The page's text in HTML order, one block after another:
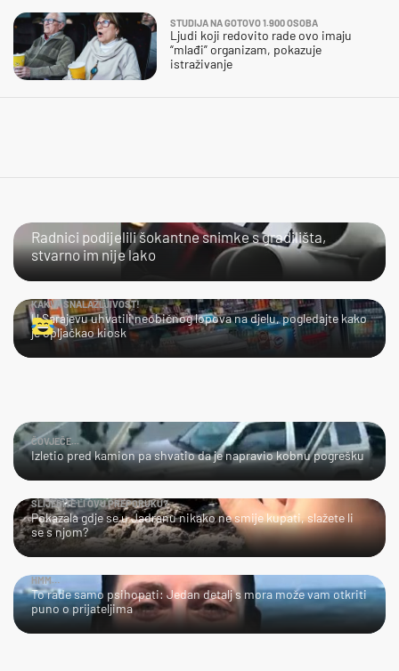
STUDIJA NA GOTOVO 1.900 OSOBA
Ljudi koji redovito rade ovo imaju
“mlađi” organizam, pokazuje
istraživanje
Radnici podijelili šokantne snimke s gradilišta,
stvarno im nije lako
KAKVA SNALAŽLJIVOST!
U Sarajevu uhvatili neobičnog lopova na djelu, pogledajte kako
je opljačkao kiosk
ČOVJEČE...
Izletio pred kamion pa shvatio da je napravio kobnu pogrešku
SLIJEDITE LI OVU PREPORUKU?
Pokazala gdje se u Jadranu nikako ne smije kupati, slažete li
se s njom?
HMM…
To rade samo psihopati: Jedan detalj s mora može vam otkriti
puno o prijateljima